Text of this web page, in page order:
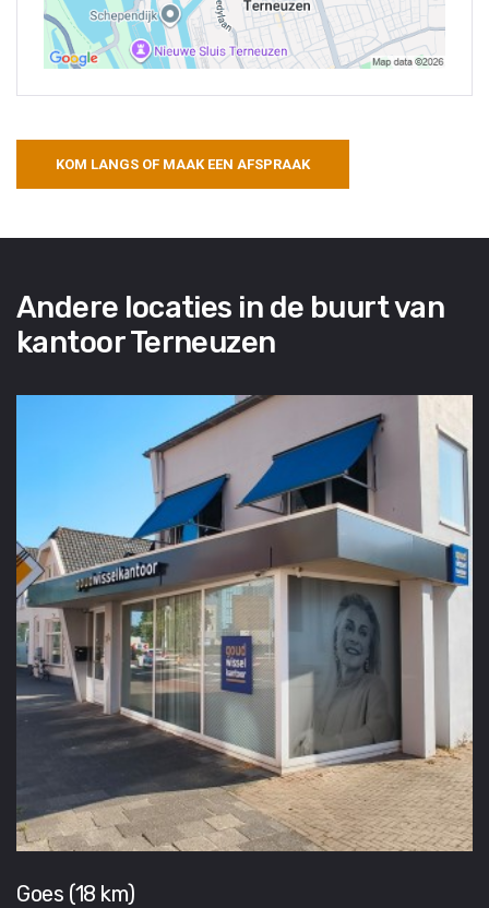
KOM LANGS OF MAAK EEN AFSPRAAK
Andere locaties in de buurt van
kantoor Terneuzen
Goes (18 km)